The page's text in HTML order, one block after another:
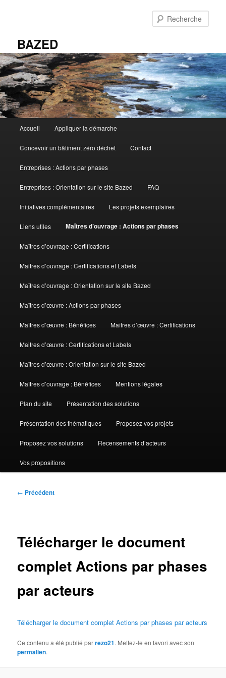
BAZED
principal
Accueil Appliquer la démarche
Concevoir un bâtiment zéro déchet Contact
Entreprises : Actions par phases
Entreprises : Orientation sur le site Bazed FAQ
Initiatives complémentaires Les projets exemplaires
Liens utiles Maîtres d’ouvrage : Actions par phases
Maîtres d’ouvrage : Certifications
Maitres d’ouvrage : Certifications et Labels
Maîtres d’ouvrage : Orientation sur le site Bazed
Maîtres d’œuvre : Actions par phases
Maîtres d’œuvre : Bénéfices Maîtres d’œuvre : Certifications
Maitres d’œuvre : Certifications et Labels
Maîtres d’œuvre : Orientation sur le site Bazed
Maîtres d’ouvrage : Bénéfices Mentions légales
Plan du site Présentation des solutions
Présentation des thématiques Proposez vos projets
Proposez vos solutions Recensements d’acteurs
Vos propositions
Navigation
← Précédent
Télécharger le document
complet Actions par phases
par acteurs
Télécharger le document complet Actions par phases par acteurs
Ce contenu a été publié parrezo21. Mettez-le en favori avec son
permalien.